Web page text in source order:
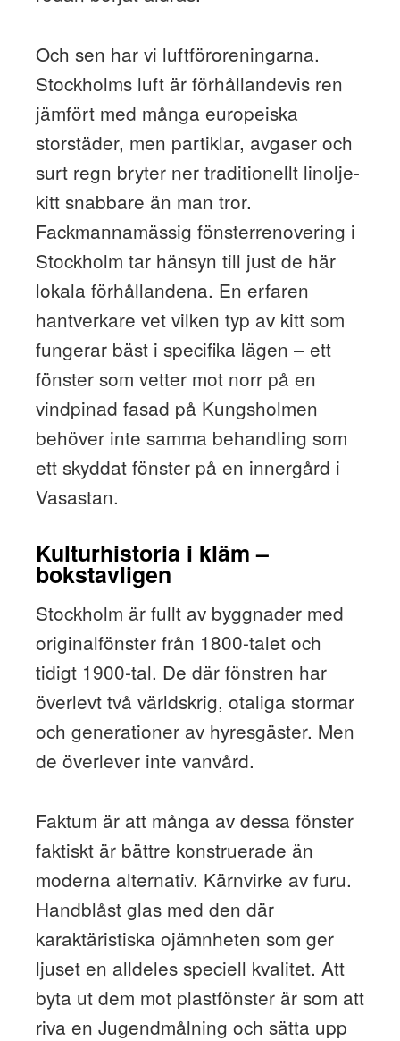
Och sen har vi luftföroreningarna.
Stockholms luft är förhållandevis ren
jämfört med många europeiska
storstäder, men partiklar, avgaser och
surt regn bryter ner traditionellt linolje­
kitt snabbare än man tror.
Fackmannamässig fönsterrenovering i
Stockholm tar hänsyn till just de här
lokala förhållandena. En erfaren
hantverkare vet vilken typ av kitt som
fungerar bäst i specifika lägen – ett
fönster som vetter mot norr på en
vindpinad fasad på Kungsholmen
behöver inte samma behandling som
ett skyddat fönster på en innergård i
Vasastan.
Kulturhistoria i kläm –
bokstavligen
Stockholm är fullt av byggnader med
originalfönster från 1800-talet och
tidigt 1900-tal. De där fönstren har
överlevt två världskrig, otaliga stormar
och generationer av hyresgäster. Men
de överlever inte vanvård.
Faktum är att många av dessa fönster
faktiskt är bättre konstruerade än
moderna alternativ. Kärnvirke av furu.
Handblåst glas med den där
karaktäristiska ojämnheten som ger
ljuset en alldeles speciell kvalitet. Att
byta ut dem mot plastfönster är som att
riva en Jugendmålning och sätta upp